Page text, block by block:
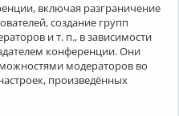
включая разграничение
создание групп
и т. п., в зависимости
конференции. Они
модераторов во
произведённых